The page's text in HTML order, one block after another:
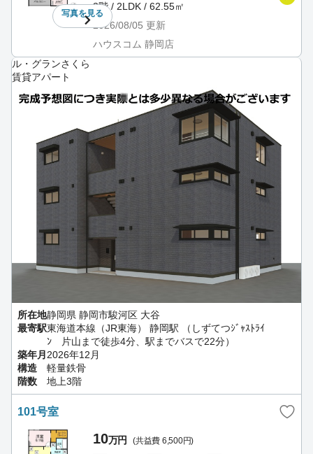
写真を見る
3階 / 2LDK / 62.55㎡
2026/08/05 更新
ハウスコム 静岡店
ル・グランさくら
賃貸アパート
所在地静岡県 静岡市駿河区 大谷
最寄駅東海道本線（JR東海） 静岡駅 （しずてつｼﾞｬｽﾄﾗｲ
ﾝ 片山まで徒歩4分、駅までバスで22分）
築年月 2026年12月
構造
軽量鉄骨
階数
地上3階
101号室
10万円 (共益費 6,500円)